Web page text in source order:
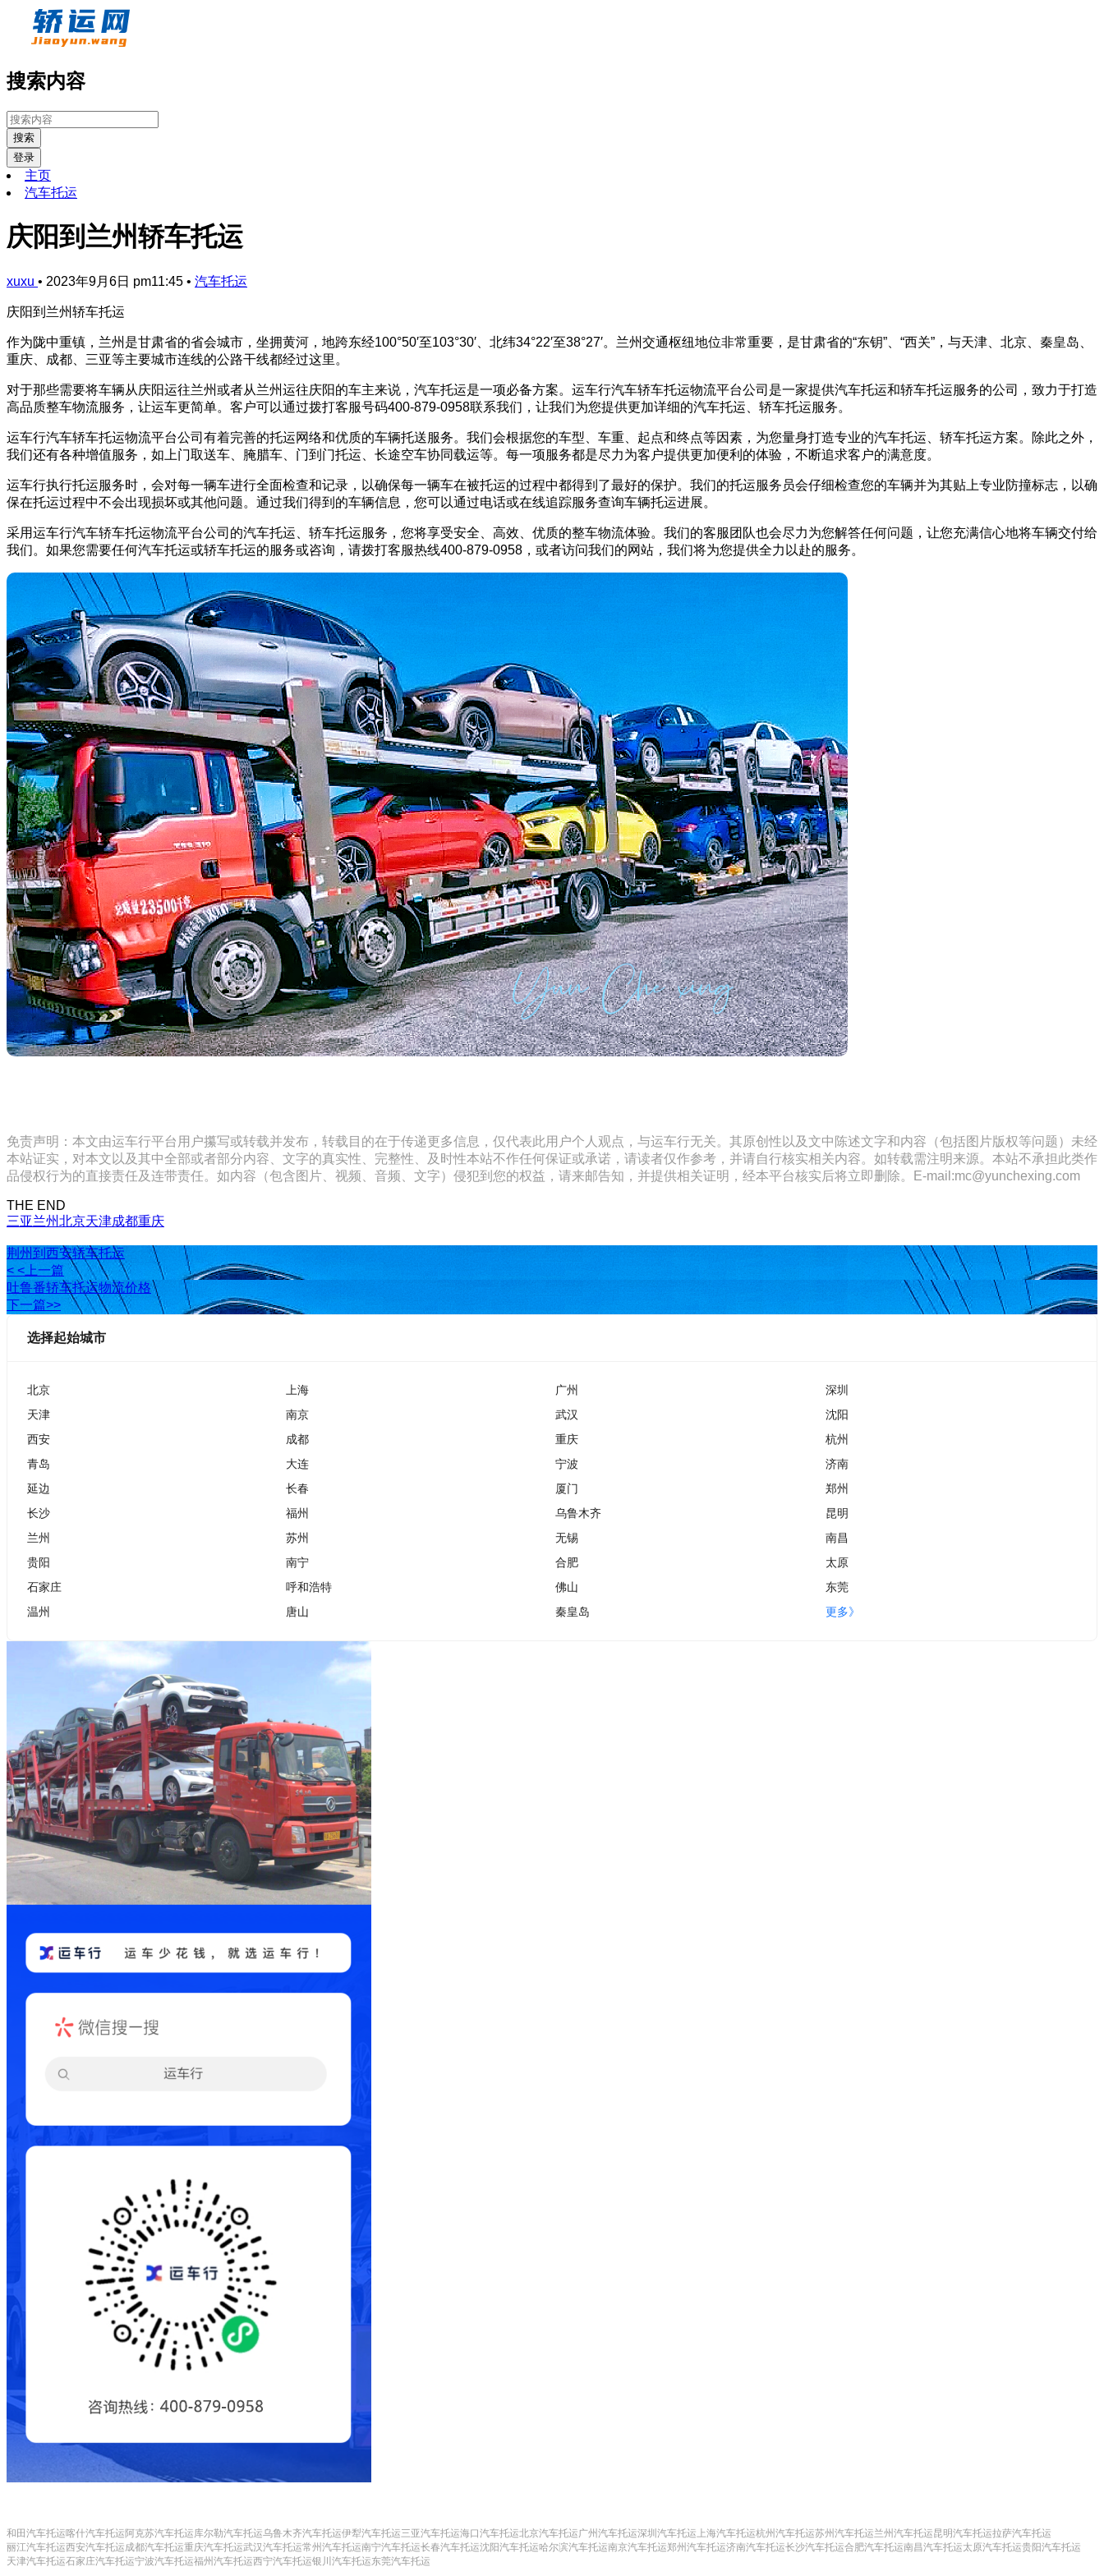
搜索内容
搜索
登录
主页
汽车托运
庆阳到兰州轿车托运
xuxu • 2023年9月6日 pm11:45 • 汽车托运
庆阳到兰州轿车托运
作为陇中重镇，兰州是甘肃省的省会城市，坐拥黄河，地跨东经100°50′至103°30′、北纬34°22′至38°27′。兰州交通枢纽地位非常重要，是甘肃省的“东钥”、“西关”，与天津、北京、秦皇岛、
重庆、成都、三亚等主要城市连线的公路干线都经过这里。
对于那些需要将车辆从庆阳运往兰州或者从兰州运往庆阳的车主来说，汽车托运是一项必备方案。运车行汽车轿车托运物流平台公司是一家提供汽车托运和轿车托运服务的公司，致力于打造
高品质整车物流服务，让运车更简单。客户可以通过拨打客服号码400-879-0958联系我们，让我们为您提供更加详细的汽车托运、轿车托运服务。
运车行汽车轿车托运物流平台公司有着完善的托运网络和优质的车辆托送服务。我们会根据您的车型、车重、起点和终点等因素，为您量身打造专业的汽车托运、轿车托运方案。除此之外，
我们还有各种增值服务，如上门取送车、腌腊车、门到门托运、长途空车协同载运等。每一项服务都是尽力为客户提供更加便利的体验，不断追求客户的满意度。
运车行执行托运服务时，会对每一辆车进行全面检查和记录，以确保每一辆车在被托运的过程中都得到了最好的保护。我们的托运服务员会仔细检查您的车辆并为其贴上专业防撞标志，以确
保在托运过程中不会出现损坏或其他问题。通过我们得到的车辆信息，您可以通过电话或在线追踪服务查询车辆托运进展。
采用运车行汽车轿车托运物流平台公司的汽车托运、轿车托运服务，您将享受安全、高效、优质的整车物流体验。我们的客服团队也会尽力为您解答任何问题，让您充满信心地将车辆交付给
我们。如果您需要任何汽车托运或轿车托运的服务或咨询，请拨打客服热线400-879-0958，或者访问我们的网站，我们将为您提供全力以赴的服务。
免责声明：本文由运车行平台用户攥写或转载并发布，转载目的在于传递更多信息，仅代表此用户个人观点，与运车行无关。其原创性以及文中陈述文字和内容（包括图片版权等问题）未经
本站证实，对本文以及其中全部或者部分内容、文字的真实性、完整性、及时性本站不作任何保证或承诺，请读者仅作参考，并请自行核实相关内容。如转载需注明来源。本站不承担此类作
品侵权行为的直接责任及连带责任。如内容（包含图片、视频、音频、文字）侵犯到您的权益，请来邮告知，并提供相关证明，经本平台核实后将立即删除。E-mail:mc@yunchexing.com
THE END
三亚兰州北京天津成都重庆
荆州到西安轿车托运
< <上一篇
吐鲁番轿车托运物流价格
下一篇>>
选择起始城市
北京 上海 广州
深圳
天津
南京 武汉
沈阳
西安
成都 重庆
杭州
青岛
大连 宁波
济南
延边
长春 厦门
郑州
长沙
福州 乌鲁木齐
昆明
兰州
苏州 无锡
南昌
贵阳
南宁 合肥
太原
石家庄
呼和浩特 佛山
东莞
温州
唐山 秦皇岛 更多》
和田汽车托运喀什汽车托运阿克苏汽车托运库尔勒汽车托运乌鲁木齐汽车托运伊犁汽车托运三亚汽车托运海口汽车托运北京汽车托运广州汽车托运深圳汽车托运 上海汽车托运杭州汽车托运苏州汽车托运兰州汽车托运昆明汽车托运拉萨汽车托运
丽江汽车托运西安汽车托运成都汽车托运重庆汽车托运武汉汽车托运常州汽车托运南宁汽车托运长春汽车托运沈阳汽车托运哈尔滨汽车托运南京汽车托运郑州汽车托运济南汽车托运长沙汽车托运合肥汽车托运南昌汽车托运太原汽车托运贵阳汽车托运
天津汽车托运石家庄汽车托运宁波汽车托运福州汽车托运西宁汽车托运银川汽车托运东莞汽车托运